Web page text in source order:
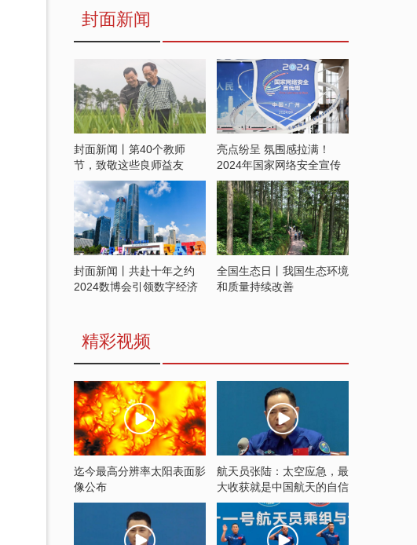
封面新闻
封面新闻丨第40个教师
节，致敬这些良师益友
亮点纷呈 氛围感拉满！
2024年国家网络安全宣传
周开启
封面新闻丨共赴十年之约
2024数博会引领数字经济
全国生态日丨我国生态环境
和质量持续改善
精彩视频
迄今最高分辨率太阳表面影
像公布
航天员张陆：太空应急，最
大收获就是中国航天的自信